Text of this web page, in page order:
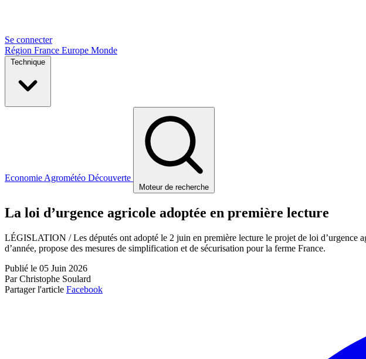
Se connecter
Région France Europe Monde
Technique
Economie Agrométéo Découverte
Moteur de recherche
La loi d’urgence agricole adoptée en première lecture
LÉGISLATION / Les députés ont adopté le 2 juin en première lecture le projet de loi d’urgence
d’année, propose des mesures de simplification et de sécurisation pour la ferme France.
Publié le 05 Juin 2026
Par Christophe Soulard
Partager l'article Facebook